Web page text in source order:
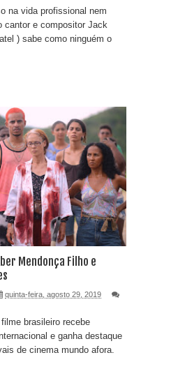
na vida profissional nem
cantor e compositor Jack
) sabe como ninguém o
Mendonça Filho e
quinta-feira, agosto 29, 2019
brasileiro recebe
e ganha destaque
de cinema mundo afora.